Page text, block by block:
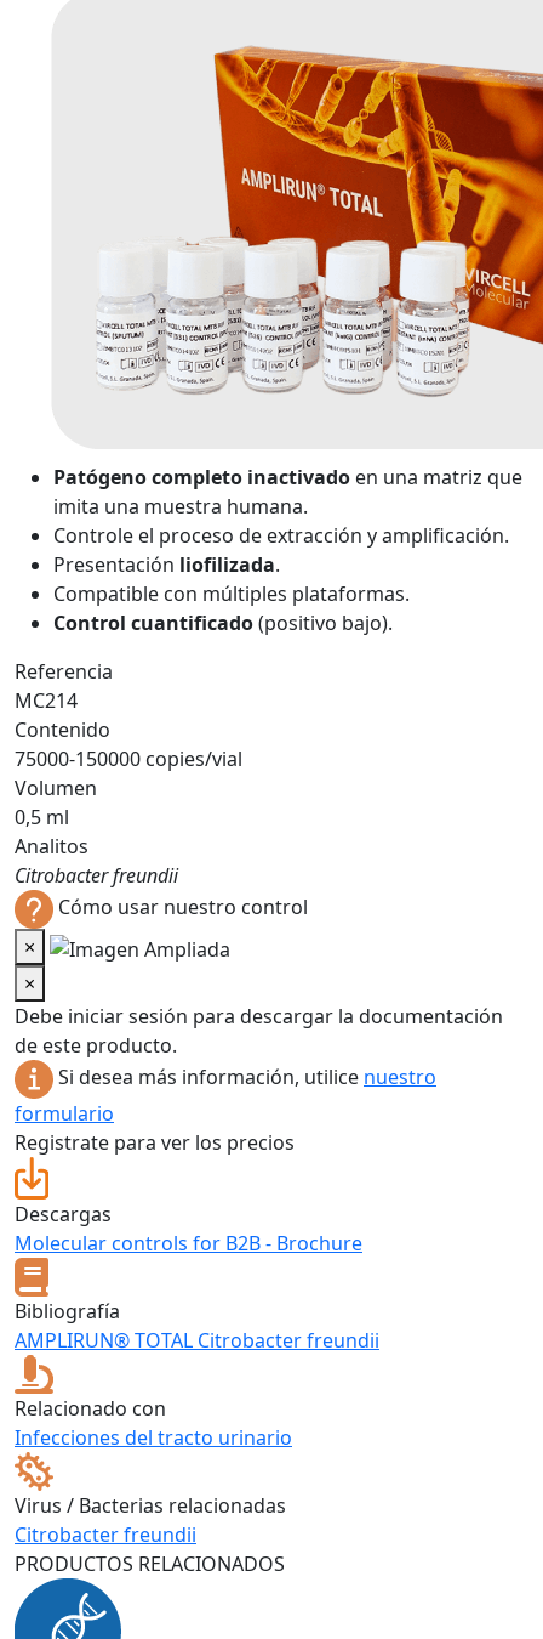
Patógeno completo inactivado en una matriz que
imita una muestra humana.
Controle el proceso de extracción y amplificación.
Presentación liofilizada.
Compatible con múltiples plataformas.
Control cuantificado(positivo bajo).
Referencia
MC214
Contenido
75000-150000 copies/vial
Volumen
0,5 ml
Analitos
Citrobacter freundii
Cómo usar nuestro control
×
×
Debe iniciar sesión para descargar la documentación
de este producto.
Si desea más información, utilice nuestro
formulario
Registrate para ver los precios
Descargas
Molecular controls for B2B - Brochure
Bibliografía
AMPLIRUN® TOTAL Citrobacter freundii
Relacionado con
Infecciones del tracto urinario
Virus / Bacterias relacionadas
Citrobacter freundii
PRODUCTOS RELACIONADOS